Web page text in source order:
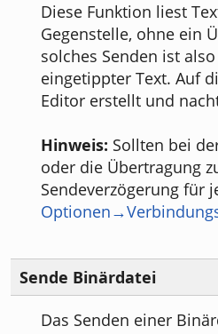
Diese Funktion liest
Gegenstelle, ohne ein
solches Senden ist
eingetippter Text. Auf
Editor erstellt und
Hinweis: Sollten bei
oder die Übertragung
Sendeverzögerung für
Sende Binärdatei
Das Senden einer